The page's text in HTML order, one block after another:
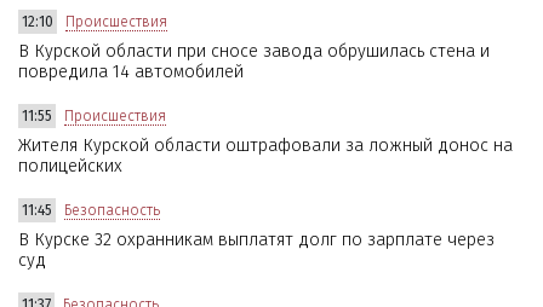
12:10 Происшествия
В Курской области при сносе завода обрушилась стена и
повредила 14 автомобилей
11:55 Происшествия
Жителя Курской области оштрафовали за ложный донос на
полицейских
11:45 Безопасность
В Курске 32 охранникам выплатят долг по зарплате через
суд